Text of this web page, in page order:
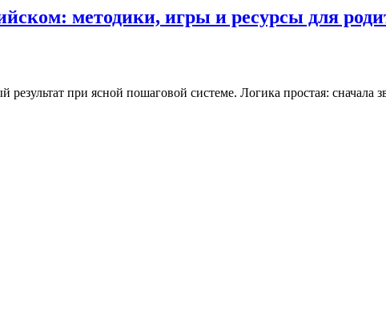
методики, игры и ресурсы для
при ясной пошаговой системе. Логика простая: сначала